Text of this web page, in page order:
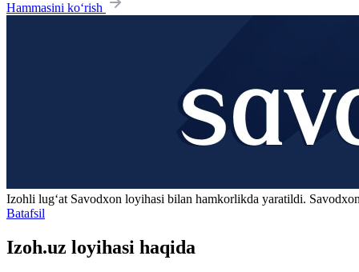
Hammasini ko‘rish
Izohli lugʻat Savodxon loyihasi bilan hamkorlikda yaratildi.
Batafsil
Izoh.uz loyihasi haqida